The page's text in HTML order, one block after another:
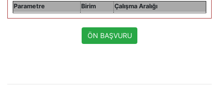
Parametre Birim Çalışma Aralığı
ÖN BAŞVURU